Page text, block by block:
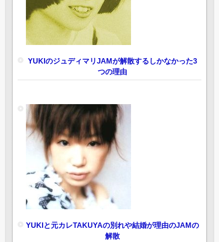
YUKIのジュディマリJAMが解散するしかなかった3
つの理由
YUKIと元カレTAKUYAの別れや結婚が理由のJAMの
解散